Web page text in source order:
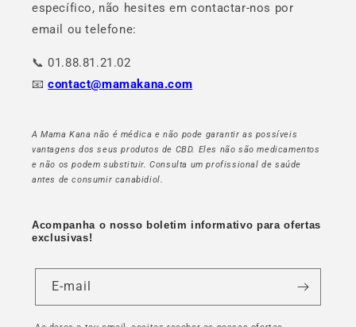
específico, não hesites em contactar-nos por
email ou telefone:
📞 01.88.81.21.02
📧contact@mamakana.com
A Mama Kana não é médica e não pode garantir as possíveis
vantagens dos seus produtos de CBD. Eles não são medicamentos
e não os podem substituir. Consulta um profissional de saúde
antes de consumir canabidiol.
Acompanha o nosso boletim informativo para ofertas
exclusivas!
E-mail